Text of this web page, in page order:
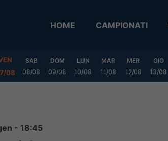
HOME CAMPIONATI
08
SAB
08/08
DOM
09/08
LUN
10/08
MAR
11/08
MER
12/08
GIO
13/08
- 18:45